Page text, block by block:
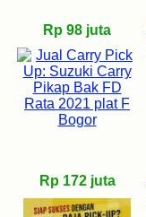
Rp 98 juta
Rp 172 juta